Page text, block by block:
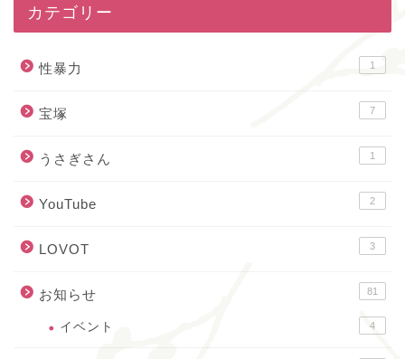
カテゴリー
性暴力 1
宝塚 7
うさぎさん 1
YouTube 2
LOVOT 3
お知らせ 81
イベント 4